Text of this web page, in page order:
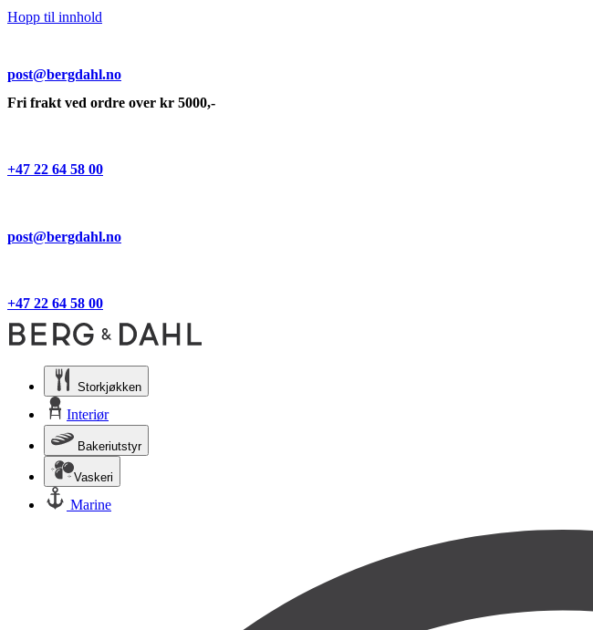
Hopp til innhold
post@bergdahl.no
Fri frakt ved ordre over kr 5000,-
+47 22 64 58 00
post@bergdahl.no
+47 22 64 58 00
Storkjøkken
Interiør
Bakeriutstyr
Vaskeri
Marine